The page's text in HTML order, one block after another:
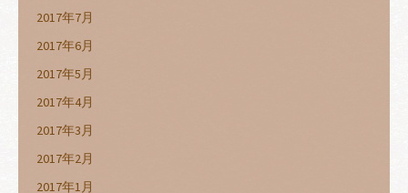
2017年7月
2017年6月
2017年5月
2017年4月
2017年3月
2017年2月
2017年1月